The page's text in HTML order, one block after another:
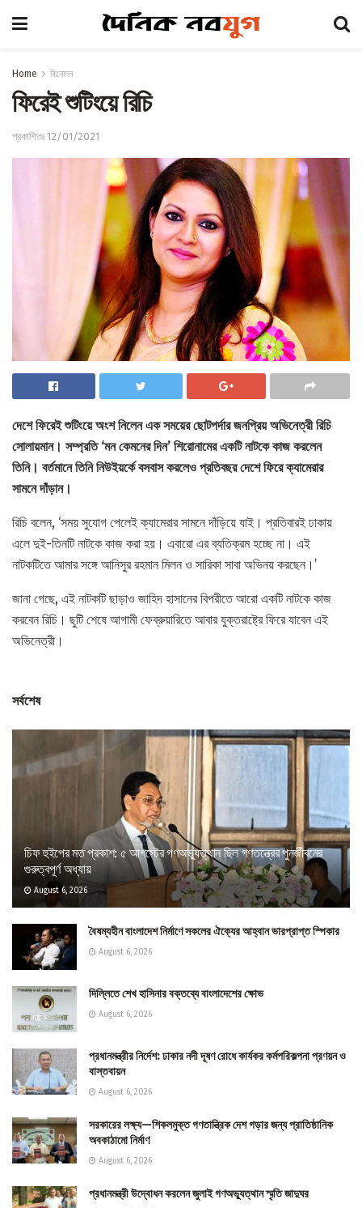
Home বিনোদন
ফিরেই শুটিংয়ে রিচি
প্রকাশিতঃ 12/01/2021
দেশে ফিরেই শুটিংয়ে অংশ নিলেন এক সময়ের ছোটপর্দার জনপ্রিয় অভিনেত্রী রিচি
সোলায়মান। সম্প্রতি ‘মন কেমনের দিন’ শিরোনামের একটি নাটকে কাজ করলেন
তিনি। বর্তমানে তিনি নিউইয়র্কে বসবাস করলেও প্রতিবছর দেশে ফিরে ক্যামেরার
সামনে দাঁড়ান।
রিচি বলেন, ‘সময় সুযোগ পেলেই ক্যামেরার সামনে দাঁড়িয়ে যাই। প্রতিবারই ঢাকায়
এলে দুই-তিনটি নাটকে কাজ করা হয়। এবারো এর ব্যতিক্রম হচ্ছে না। এই
নাটকটিতে আমার সঙ্গে আনিসুর রহমান মিলন ও সারিকা সাবা অভিনয় করছেন।’
জানা গেছে, এই নাটকটি ছাড়াও জাহিদ হাসানের বিপরীতে আরো একটি নাটকে কাজ
করবেন রিচি। ছুটি শেষে আগামী ফেব্রুয়ারিতে আবার যুক্তরাষ্ট্রে ফিরে যাবেন এই
অভিনেত্রী।
সর্বশেষ
চিফ হুইপের মত প্রকাশ: ৫ আগস্টের গণঅভ্যুত্থান ছিল গণতন্ত্রের পুনর্জীবনের
গুরুত্বপূর্ণ অধ্যায়
August 6, 2026
বৈষম্যহীন বাংলাদেশ নির্মাণে সকলের ঐক্যের আহ্বান ভারপ্রাপ্ত স্পিকার
August 6, 2026
দিল্লিতে শেখ হাসিনার বক্তব্যে বাংলাদেশের ক্ষোভ
August 6, 2026
প্রধানমন্ত্রীর নির্দেশ: ঢাকার নদী দূষণ রোধে কার্যকর কর্মপরিকল্পনা প্রণয়ন ও
বাস্তবায়ন
August 6, 2026
সরকারের লক্ষ্য—শিকলমুক্ত গণতান্ত্রিক দেশ গড়ার জন্য প্রাতিষ্ঠানিক
অবকাঠামো নির্মাণ
August 6, 2026
প্রধানমন্ত্রী উদ্বোধন করলেন জুলাই গণঅভ্যুত্থান স্মৃতি জাদুঘর